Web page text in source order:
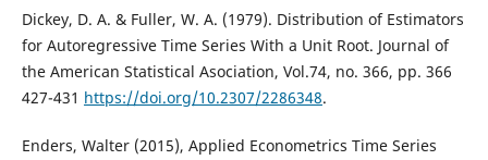
Dickey, D. A. & Fuller, W. A. (1979). Distribution of Estimators
for Autoregressive Time Series With a Unit Root. Journal of
the American Statistical Asociation, Vol.74, no. 366, pp. 366
427-431 https://doi.org/10.2307/2286348.
Enders, Walter (2015), Applied Econometrics Time Series